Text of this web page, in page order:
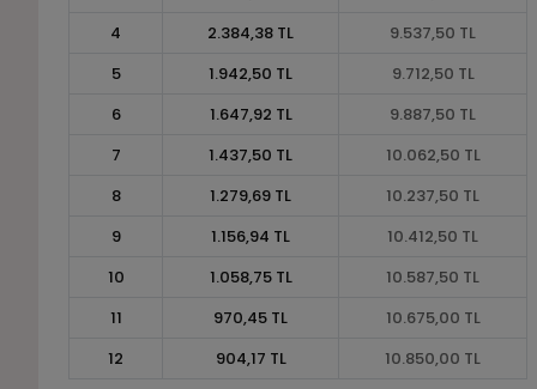
4
2.384,38 TL
9.537,50 TL
5
1.942,50 TL
9.712,50 TL
6
1.647,92 TL
9.887,50 TL
7
1.437,50 TL
10.062,50 TL
8
1.279,69 TL
10.237,50 TL
9
1.156,94 TL
10.412,50 TL
10
1.058,75 TL
10.587,50 TL
11
970,45 TL
10.675,00 TL
12
904,17 TL 10.850,00 TL